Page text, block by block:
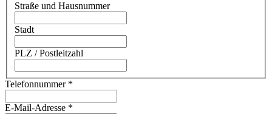
Straße und Hausnummer
Stadt
PLZ / Postleitzahl
Telefonnummer *
E-Mail-Adresse *